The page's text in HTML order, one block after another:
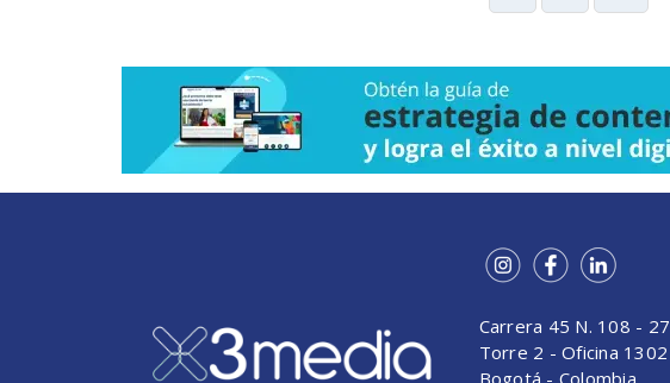
Carrera 45 N. 108 - 27
Torre 2 - Oficina 1302